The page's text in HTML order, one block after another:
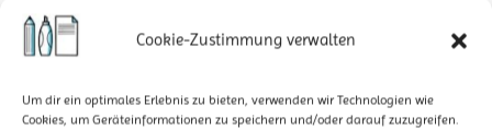
Cookie-Zustimmung verwalten
Um dir ein optimales Erlebnis zu bieten, verwenden wir Technologien wie
Cookies, um Geräteinformationen zu speichern und/oder darauf zuzugreifen.
Lern- sowie Kommunikationsprozess zu
verbessern. Es ist eine lohnenswerte…